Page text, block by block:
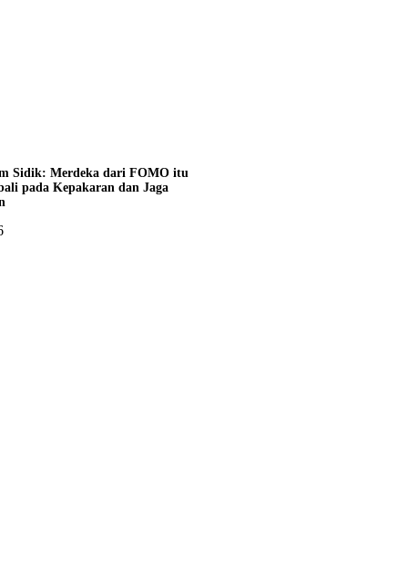
Sidik: Merdeka dari FOMO itu
pada Kepakaran dan Jaga